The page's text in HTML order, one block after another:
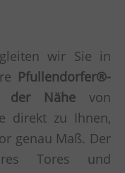
wir Sie in
Pfullendorfer®-
der Nähevon
direkt zu Ihnen,
genau Maß. Der
Tores und